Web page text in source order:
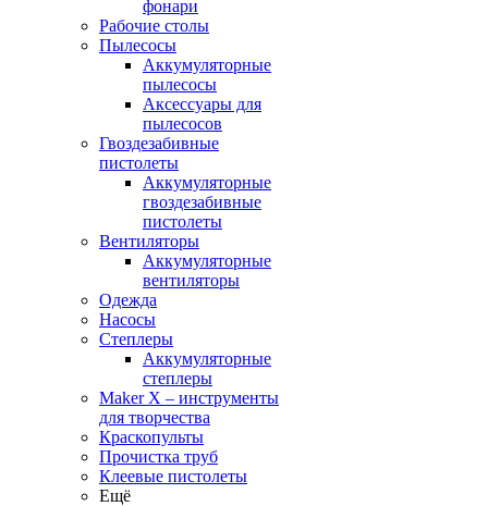
фонари
Рабочие столы
Пылесосы
Аккумуляторные
пылесосы
Аксессуары для
пылесосов
Гвоздезабивные
пистолеты
Аккумуляторные
гвоздезабивные
пистолеты
Вентиляторы
Аккумуляторные
вентиляторы
Одежда
Насосы
Степлеры
Аккумуляторные
степлеры
Maker X – инструменты
для творчества
Краскопульты
Прочистка труб
Клеевые пистолеты
Ещё